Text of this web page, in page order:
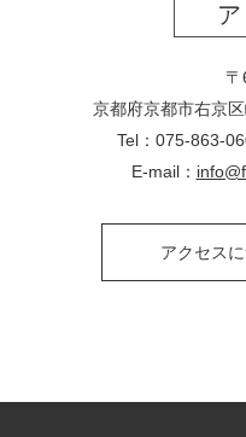
京都府京都市右京
Tel：075-863-
E-mail：
アクセス